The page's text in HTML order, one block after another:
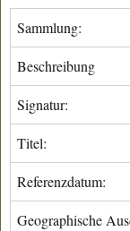
Sammlung:
Beschreibung
Signatur:
Titel:
Referenzdatum:
Geographische